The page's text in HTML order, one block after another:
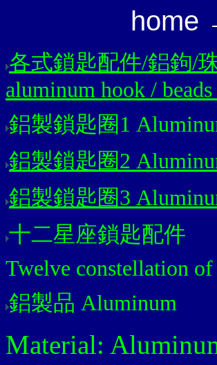
home
各式鎖匙配件/鋁鉤/
aluminum hook /
鋁製鎖匙圈1
鋁製鎖匙圈2
鋁製鎖匙圈3
十二星座鎖匙配件
Twelve constellation of
鋁製品 Aluminum
Material: